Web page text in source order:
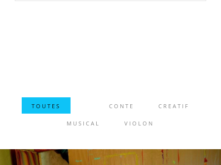
TOUTES CONTE CREATIF
MUSICAL VIOLON